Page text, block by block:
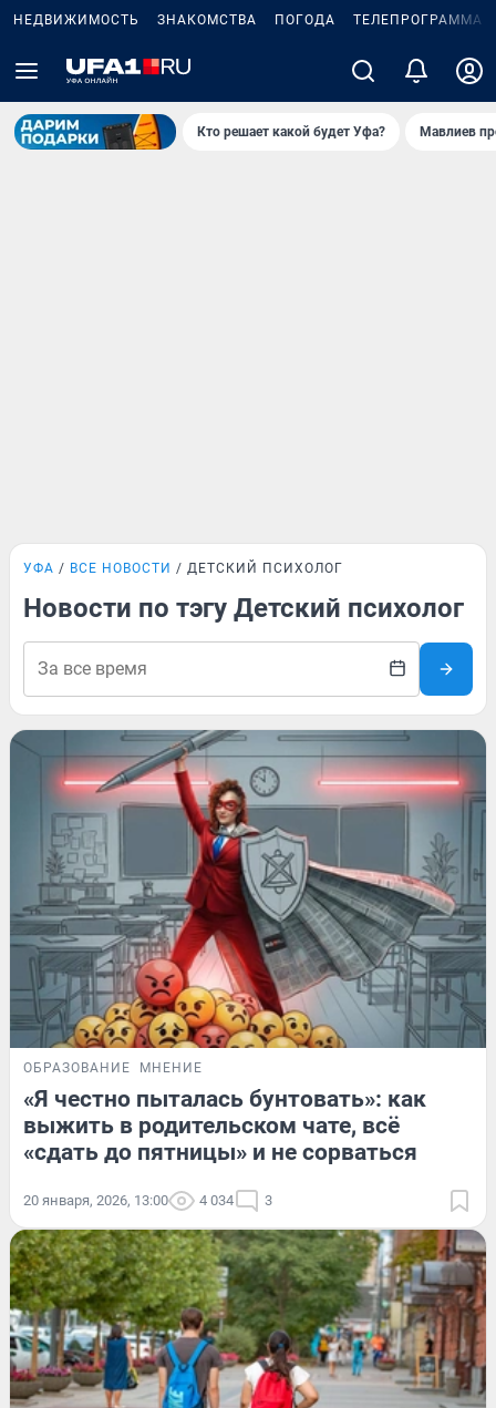
НЕДВИЖИМОСТЬ ЗНАКОМСТВА ПОГОДА ТЕЛЕПРОГРАММА
Кто решает какой будет Уфа? Мавлиев
УФА ВСЕ НОВОСТИ ДЕТСКИЙ ПСИХОЛОГ
Новости по тэгу Детский психолог
ОБРАЗОВАНИЕ МНЕНИЕ
«Я честно пыталась бунтовать»: как
выжить в родительском чате, всё
«сдать до пятницы» и не сорваться
20 января, 2026, 13:00 4 034 3